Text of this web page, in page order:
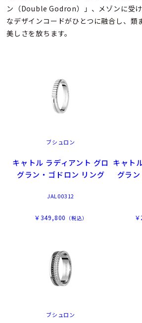
ン（Double Godron）」、メゾンに受
なデザインコードがひとつに融合し、類
美しさを放ちます。
ブシュロン
キャトル ラディアント グロ
グラン・ゴドロン リング
JAL00312
￥349,800 （税込）
キャト
グラ
ブシュロン